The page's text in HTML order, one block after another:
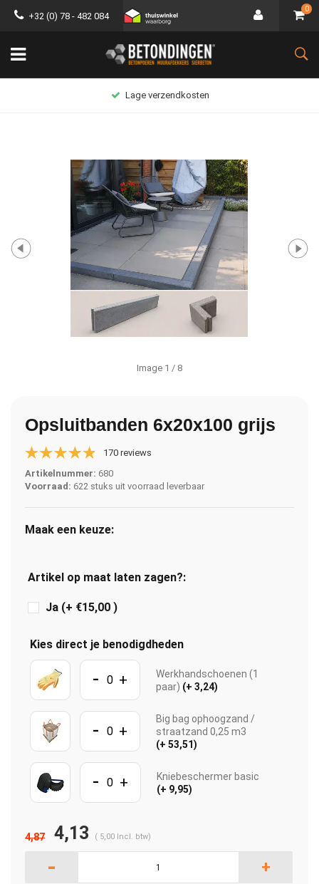
+32 (0) 78 - 482 084
0
Lage verzendkosten
Image 1 / 8
Opsluitbanden 6x20x100 grijs
170 reviews
Artikelnummer: 680
Voorraad: 622 stuks uit voorraad leverbaar
Maak een keuze:
Artikel op maat laten zagen?:
Ja (+ €15,00 )
Kies direct je benodigdheden
- +
Werkhandschoenen (1
paar) (+ 3,24)
- +
Big bag ophoogzand /
straatzand 0,25 m3
(+ 53,51)
- +
Kniebeschermer basic
(+ 9,95)
4,87 4,13 ( 5,00 Incl. btw)
- +